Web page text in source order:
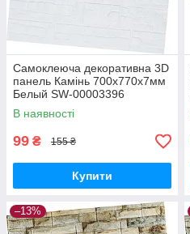
Самоклеюча декоративна 3D
панель Камінь 700х770х7мм
Белый SW-00003396
В наявності
99 ₴ 155 ₴
Купити
–13%